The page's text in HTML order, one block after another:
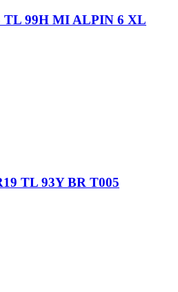
TL 99H MI ALPIN 6 XL
TL 93Y BR T005